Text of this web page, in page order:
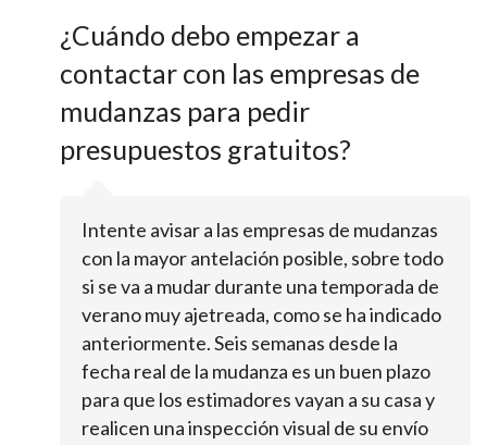
¿Cuándo debo empezar a
contactar con las empresas de
mudanzas para pedir
presupuestos gratuitos?
Intente avisar a las empresas de mudanzas
con la mayor antelación posible, sobre todo
si se va a mudar durante una temporada de
verano muy ajetreada, como se ha indicado
anteriormente. Seis semanas desde la
fecha real de la mudanza es un buen plazo
para que los estimadores vayan a su casa y
realicen una inspección visual de su envío